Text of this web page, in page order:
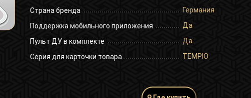
Страна бренда Германия
Поддержка мобильного приложения Да
Пульт ДУ в комплекте Да
Серия для карточки товара TEMPIO